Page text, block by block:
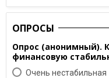
ОПРОСЫ
Опрос (анонимный).
финансовую
Очень нестабильная